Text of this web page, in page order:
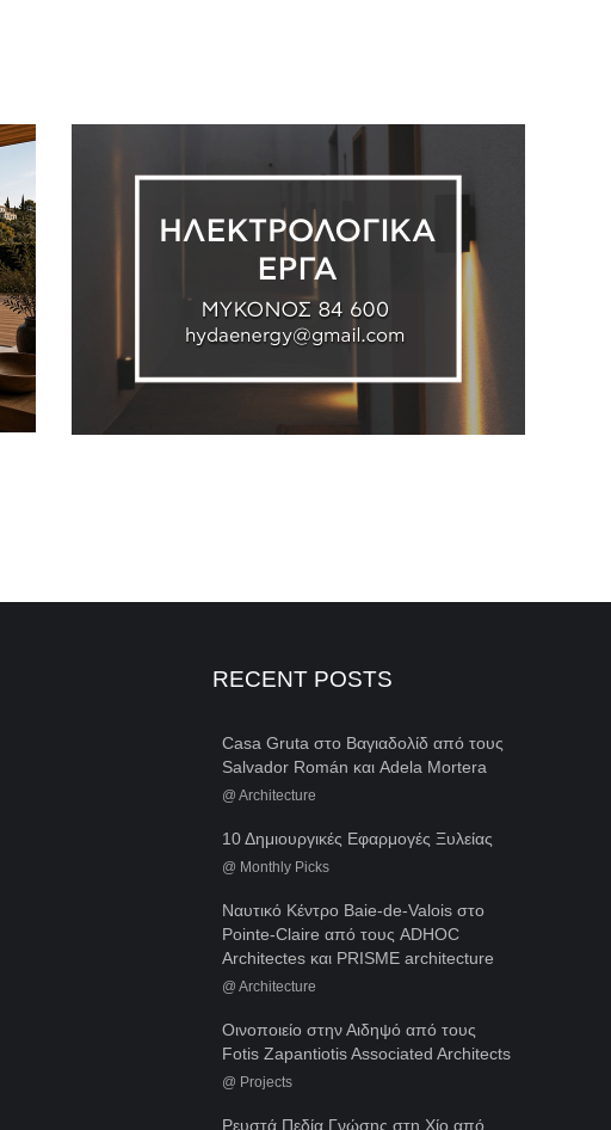
RECENT POSTS
Casa Gruta στο Βαγιαδολίδ από τους
Salvador Román και Adela Mortera
@ Architecture
10 Δημιουργικές Εφαρμογές Ξυλείας
@ Monthly Picks
Ναυτικό Κέντρο Baie-de-Valois στο
Pointe-Claire από τους ADHOC
Architectes και PRISME architecture
@ Architecture
Οινοποιείο στην Αιδηψό από τους
Fotis Zapantiotis Associated Architects
@ Projects
Ρευστά Πεδία Γνώσης στη Χίο από